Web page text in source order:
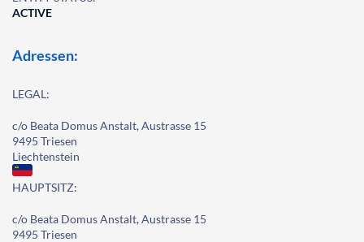
ACTIVE
Adressen:
LEGAL:
c/o Beata Domus Anstalt, Austrasse 15
9495 Triesen
Liechtenstein
HAUPTSITZ:
c/o Beata Domus Anstalt, Austrasse 15
9495 Triesen